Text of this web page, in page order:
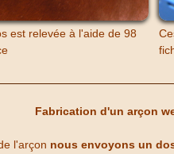
est relevée à l'aide de 98
Fabrication d'un arçon
l'arçon nous envoyons un